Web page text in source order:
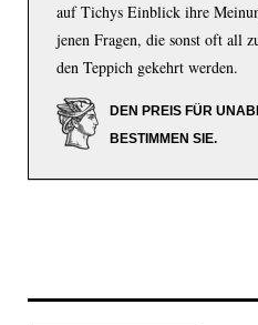
auf Tichys Einblick ihre
jenen Fragen, die sonst oft all
den Teppich gekehrt werden.
DEN PREIS FÜR
BESTIMMEN SIE.